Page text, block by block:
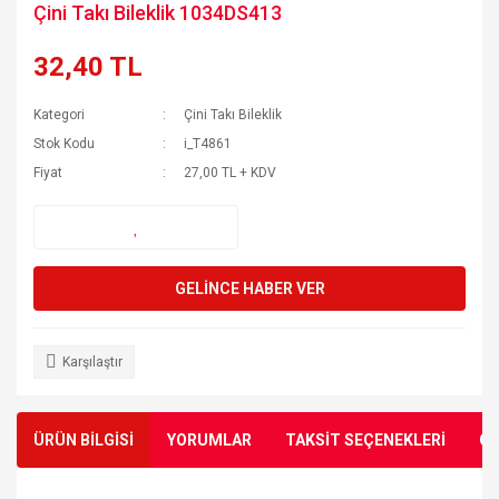
Çini Takı Bileklik 1034DS413
32,40 TL
Kategori
Çini Takı Bileklik
Stok Kodu
i_T4861
Fiyat
27,00 TL + KDV
GELİNCE HABER VER
Karşılaştır
ÜRÜN BİLGİSİ YORUMLAR TAKSİT SEÇENEKLERİ